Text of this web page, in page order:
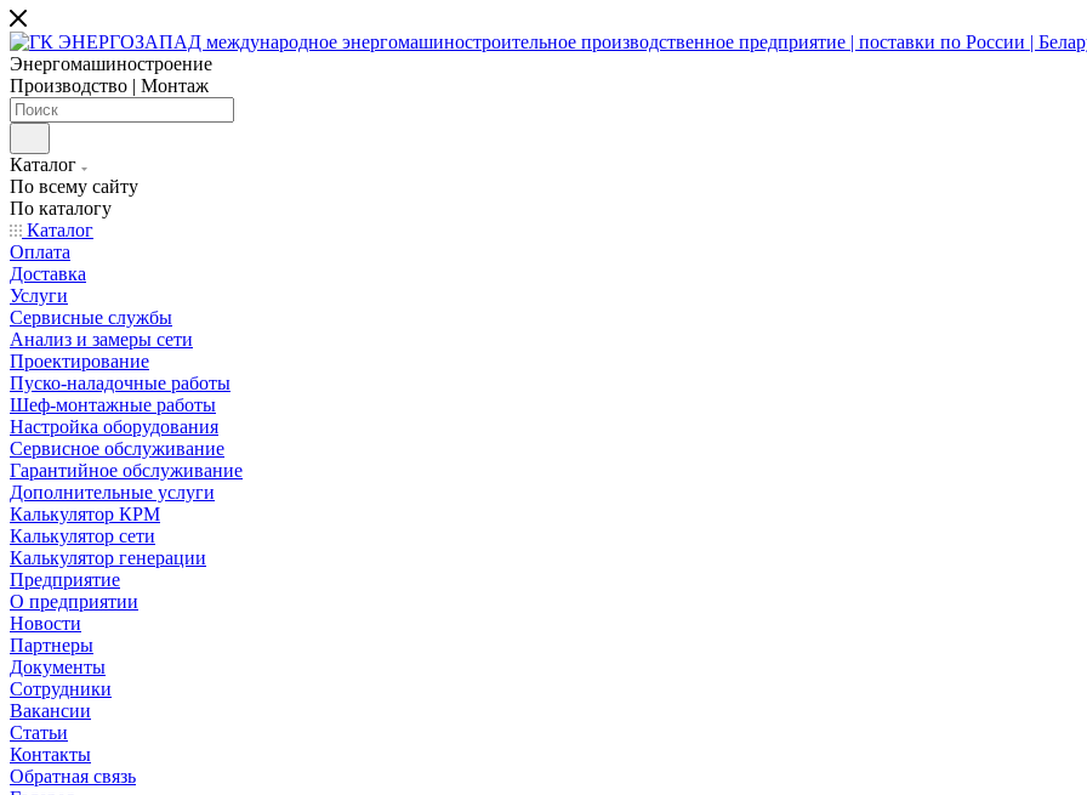
Энергомашиностроение
Производство | Монтаж
Каталог
По всему сайту
По каталогу
Каталог
Оплата
Доставка
Услуги
Сервисные службы
Анализ и замеры сети
Проектирование
Пуско-наладочные работы
Шеф-монтажные работы
Настройка оборудования
Сервисное обслуживание
Гарантийное обслуживание
Дополнительные услуги
Калькулятор КРМ
Калькулятор сети
Калькулятор генерации
Предприятие
О предприятии
Новости
Партнеры
Документы
Сотрудники
Вакансии
Статьи
Контакты
Обратная связь